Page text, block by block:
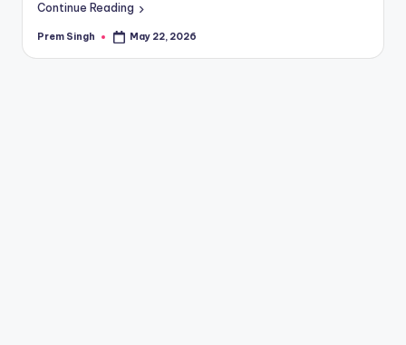
Continue Reading
Posted
Prem Singh May 22, 2026